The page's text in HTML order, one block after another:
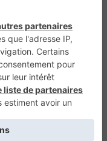
VTTAE.fr FullAttack